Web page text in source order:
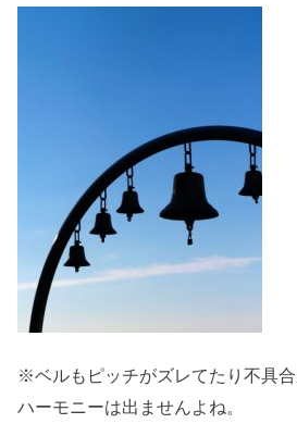
※ベルもピッチがズレてたり不具
ハーモニーは出ませんよね。